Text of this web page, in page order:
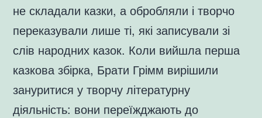
не складали казки, а обробляли і творчо
переказували лише ті, які записували зі
слів народних казок. Коли вийшла перша
казкова збірка, Брати Грімм вирішили
зануритися у творчу літературну
діяльність: вони переїжджають до